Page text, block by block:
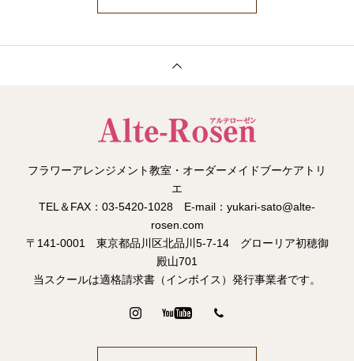
フラワーアレンジメント教室・オーダーメイドブーケアトリ
エ
TEL＆FAX：03-5420-1028 E-mail：yukari-sato@alte-
rosen.com
〒141-0001 東京都品川区北品川5-7-14 グローリア初穂御
殿山701
当スクールは適格請求書（インボイス）発行事業者です。